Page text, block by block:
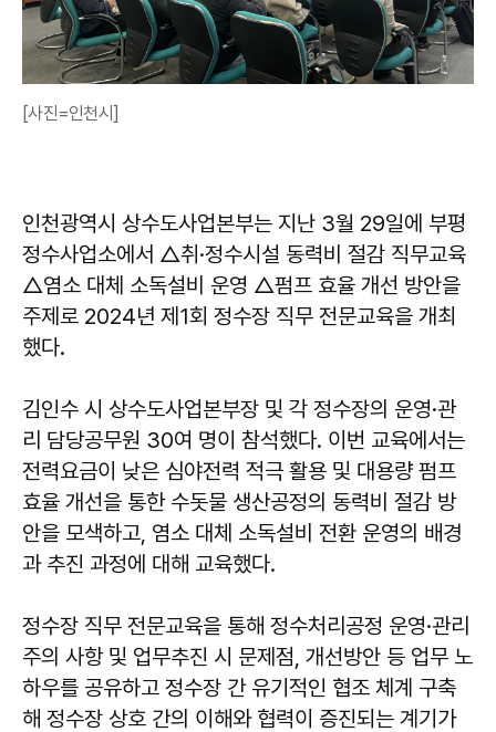
[사진=인천시]
인천광역시 상수도사업본부는 지난 3월 29일에 부평
정수사업소에서 △취·정수시설 동력비 절감 직무교육
△염소 대체 소독설비 운영 △펌프 효율 개선 방안을
주제로 2024년 제1회 정수장 직무 전문교육을 개최
했다.
김인수 시 상수도사업본부장 및 각 정수장의 운영·관
리 담당공무원 30여 명이 참석했다. 이번 교육에서는
전력요금이 낮은 심야전력 적극 활용 및 대용량 펌프
효율 개선을 통한 수돗물 생산공정의 동력비 절감 방
안을 모색하고, 염소 대체 소독설비 전환 운영의 배경
과 추진 과정에 대해 교육했다.
정수장 직무 전문교육을 통해 정수처리공정 운영·관리
주의 사항 및 업무추진 시 문제점, 개선방안 등 업무 노
하우를 공유하고 정수장 간 유기적인 협조 체계 구축
해 정수장 상호 간의 이해와 협력이 증진되는 계기가